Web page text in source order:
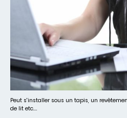
Peut s'installer sous un tapis, un
de lit etc....